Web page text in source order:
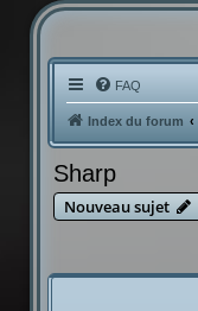
FAQ
Index du forum
Sharp
Nouveau sujet